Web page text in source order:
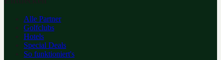
Alle Partner
Golfclubs
Hotels
Special Deals
So funktioniert's